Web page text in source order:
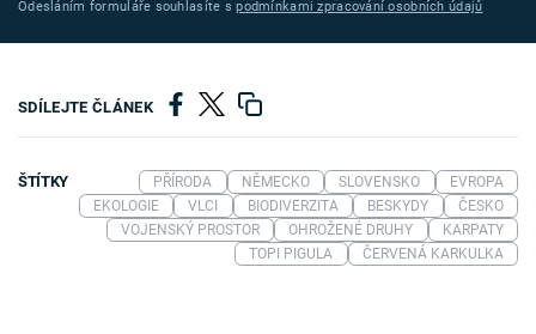
Odesláním formuláře souhlasíte spodmínkami zpracování osobních údajů
SDÍLEJTE ČLÁNEK
ŠTÍTKY PŘÍRODA NĚMECKO SLOVENSKO
EVROPA
EKOLOGIE
VLCI BIODIVERZITA BESKYDY
ČESKO
VOJENSKÝ PROSTOR
OHROŽENÉ DRUHY
KARPATY
TOPI PIGULA
ČERVENÁ KARKULKA